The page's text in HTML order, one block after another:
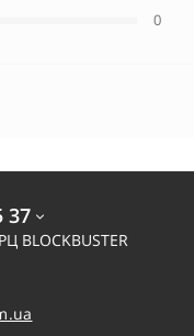
0
37
BLOCKBUSTER